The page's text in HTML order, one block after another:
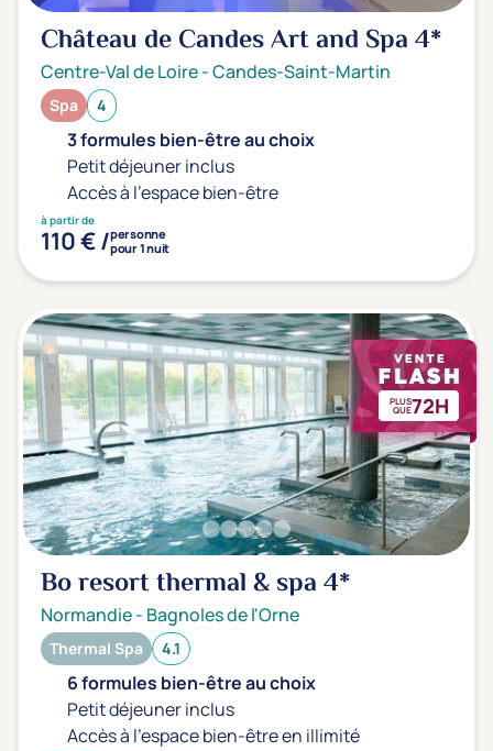
Château de Candes Art and Spa4*
Centre-Val de Loire-Candes-Saint-Martin
Spa 4
3 formules bien-être au choix
Petit déjeuner inclus
Accès à l'espace bien-être
à partir de
110 € /personne
pour 1 nuit
PLUS
QUE72H
Bo resort thermal & spa4*
Normandie- Bagnoles de l'Orne
Thermal Spa 4.1
6 formules bien-être au choix
Petit déjeuner inclus
Accès à l'espace bien-être en illimité